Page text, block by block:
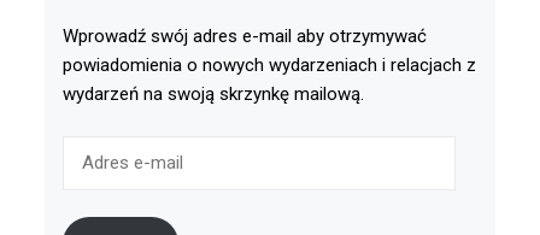
Wprowadź swój adres e-mail aby otrzymywać
powiadomienia o nowych wydarzeniach i relacjach z
wydarzeń na swoją skrzynkę mailową.